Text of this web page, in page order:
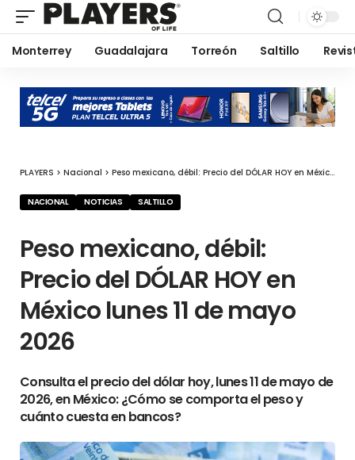
Monterrey Guadalajara Torreón Saltillo
PLAYERS > Nacional > Peso mexicano, débil: Precio del DÓLAR HOY en México lunes 11 de mayo 2026
NACIONAL NOTICIAS SALTILLO
Peso mexicano, débil:
Precio del DÓLAR HOY en
México lunes 11 de mayo
2026
Consulta el precio del dólar hoy, lunes 11 de mayo de
2026, en México: ¿Cómo se comporta el peso y
cuánto cuesta en bancos?